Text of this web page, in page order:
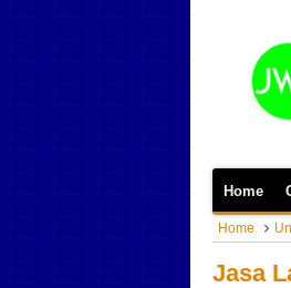
Home
Home
Jasa